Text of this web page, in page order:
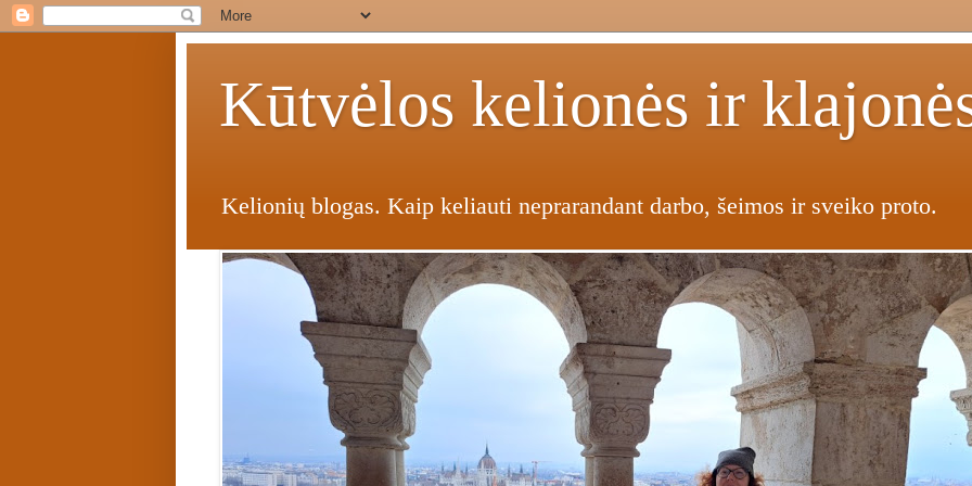
Kūtvėlos kelionės ir
Kelionių blogas. Kaip keliauti neprarandant darbo, šeimos ir sveiko proto.